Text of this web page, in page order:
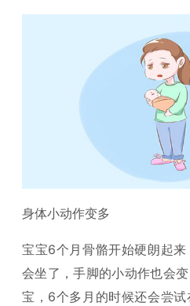
身体小动作变多
宝宝6个月骨骼开始硬朗起
会坐了，手脚的小动作也会
宝，6个多月的时候还会尝